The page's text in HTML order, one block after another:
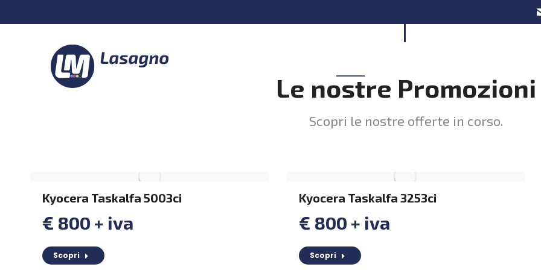
Le nostre Promozioni
Scopri le nostre offerte in corso.
Kyocera Taskalfa 5003ci
€ 800 + iva
Scopri
Kyocera Taskalfa 3253ci
€ 800 + iva
Scopri